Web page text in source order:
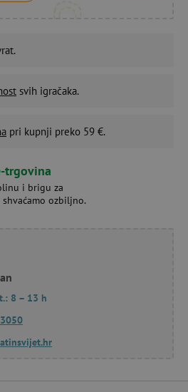
svih igračaka.
pri kupnji preko 59 €.
trgovina
i brigu za
ozbiljno.
8 – 13 h